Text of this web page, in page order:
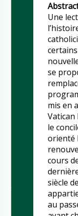
Une
se
mis en
Vatican
le
orienté
cours
siècle
au